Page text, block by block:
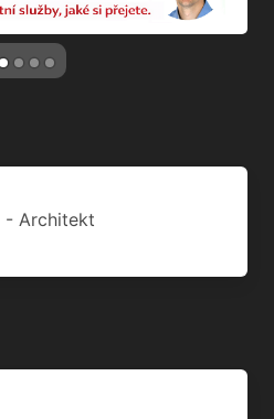
- Architekt